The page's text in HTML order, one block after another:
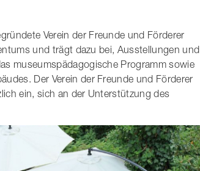
Verein der Freunde und Förderer
und trägt dazu bei, Ausstellungen und
museumspädagogische Programm sowie
Der Verein der Freunde und Förderer
ein, sich an der Unterstützung des